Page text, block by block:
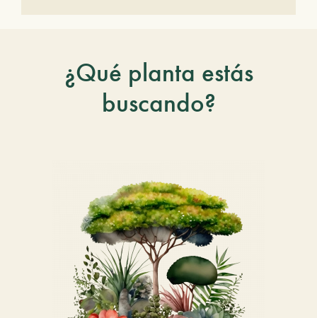
¿Qué planta estás
buscando?